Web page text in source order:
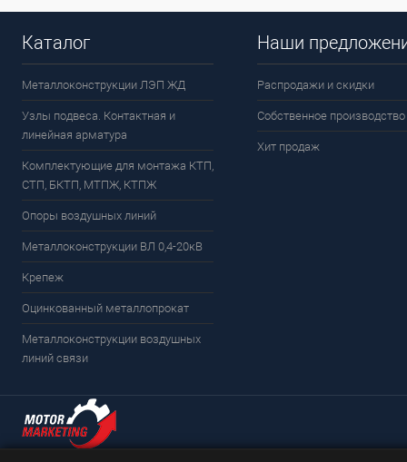
Каталог
Металлоконструкции ЛЭП ЖД
Узлы подвеса. Контактная и
линейная арматура
Комплектующие для монтажа КТП,
СТП, БКТП, МТПЖ, КТПЖ
Опоры воздушных линий
Металлоконструкции ВЛ 0,4-20кВ
Крепеж
Оцинкованный металлопрокат
Металлоконструкции воздушных
линий связи
Наши
Распродажи и скидки
Собственное производство
Хит продаж